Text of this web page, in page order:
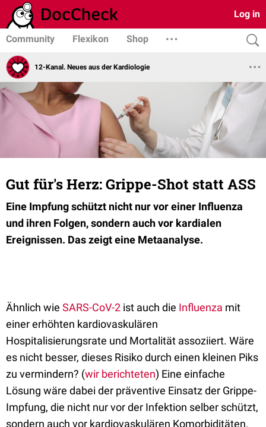
Log in
Community Flexikon Shop
12-Kanal. Neues aus der Kardiologie
Gut für's Herz: Grippe-Shot statt ASS
Eine Impfung schützt nicht nur vor einer Influenza
und ihren Folgen, sondern auch vor kardialen
Ereignissen. Das zeigt eine Metaanalyse.
Ähnlich wie SARS-CoV-2 ist auch die Influenza mit
einer erhöhten kardiovaskulären
Hospitalisierungsrate und Mortalität assoziiert. Wäre
es nicht besser, dieses Risiko durch einen kleinen Piks
zu vermindern? (wir berichteten) Eine einfache
Lösung wäre dabei der präventive Einsatz der Grippe-
Impfung, die nicht nur vor der Infektion selber schützt,
sondern auch vor kardiovaskulären Komorbiditäten.